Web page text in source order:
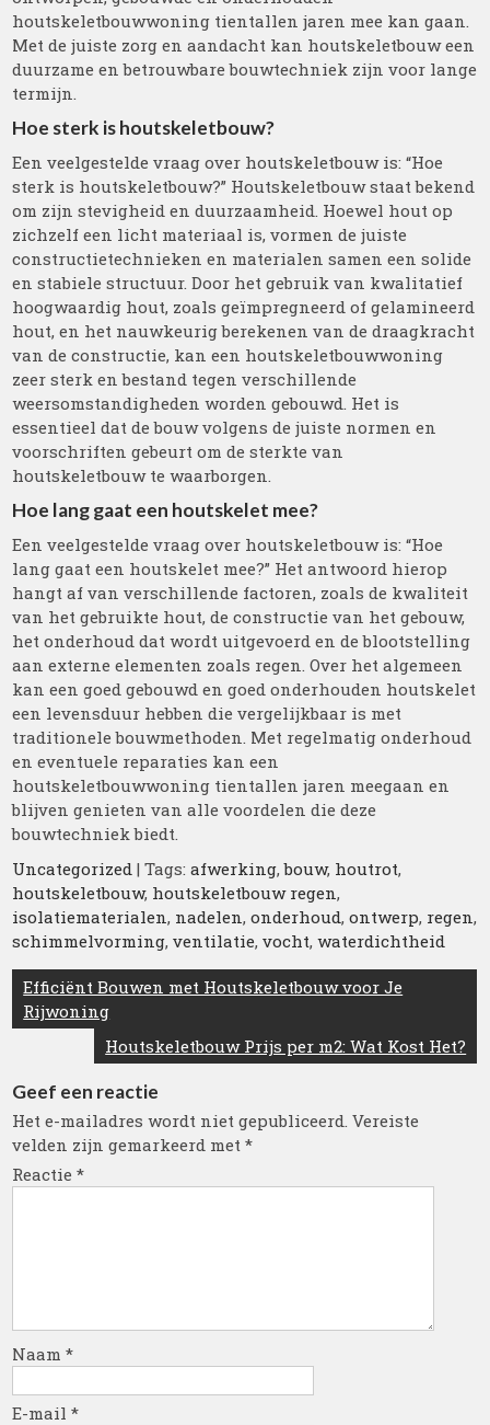
houtskeletbouwwoning tientallen jaren mee kan gaan.
Met de juiste zorg en aandacht kan houtskeletbouw een
duurzame en betrouwbare bouwtechniek zijn voor lange
termijn.
Hoe sterk is houtskeletbouw?
Een veelgestelde vraag over houtskeletbouw is: “Hoe
sterk is houtskeletbouw?” Houtskeletbouw staat bekend
om zijn stevigheid en duurzaamheid. Hoewel hout op
zichzelf een licht materiaal is, vormen de juiste
constructietechnieken en materialen samen een solide
en stabiele structuur. Door het gebruik van kwalitatief
hoogwaardig hout, zoals geïmpregneerd of gelamineerd
hout, en het nauwkeurig berekenen van de draagkracht
van de constructie, kan een houtskeletbouwwoning
zeer sterk en bestand tegen verschillende
weersomstandigheden worden gebouwd. Het is
essentieel dat de bouw volgens de juiste normen en
voorschriften gebeurt om de sterkte van
houtskeletbouw te waarborgen.
Hoe lang gaat een houtskelet mee?
Een veelgestelde vraag over houtskeletbouw is: “Hoe
lang gaat een houtskelet mee?” Het antwoord hierop
hangt af van verschillende factoren, zoals de kwaliteit
van het gebruikte hout, de constructie van het gebouw,
het onderhoud dat wordt uitgevoerd en de blootstelling
aan externe elementen zoals regen. Over het algemeen
kan een goed gebouwd en goed onderhouden houtskelet
een levensduur hebben die vergelijkbaar is met
traditionele bouwmethoden. Met regelmatig onderhoud
en eventuele reparaties kan een
houtskeletbouwwoning tientallen jaren meegaan en
blijven genieten van alle voordelen die deze
bouwtechniek biedt.
Uncategorized | Tags:afwerking,bouw, houtrot,
houtskeletbouw, houtskeletbouw regen,
isolatiematerialen, nadelen,onderhoud,ontwerp, regen,
schimmelvorming,ventilatie,vocht,waterdichtheid
Berichtnavigatie
Efficiënt Bouwen met Houtskeletbouw voor Je
Rijwoning
Houtskeletbouw Prijs per m2: Wat Kost Het?
Geef een reactie
Het e-mailadres wordt niet gepubliceerd. Vereiste
velden zijn gemarkeerd met*
Reactie*
Naam*
E-mail*